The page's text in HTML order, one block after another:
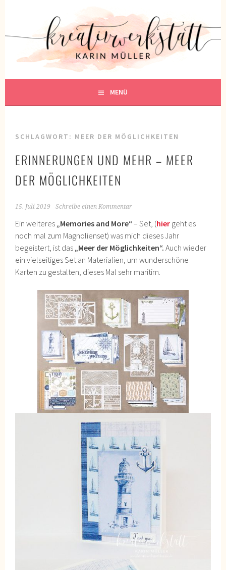
KREATIVWERKSTATT
KREATIV SEIN
MENÜ
SCHLAGWORT: MEER DER MÖGLICHKEITEN
ERINNERUNGEN UND MEHR – MEER
DER MÖGLICHKEITEN
15. Juli 2019 Schreibe einen Kommentar
Ein weiteres „Memories and More“ – Set, (hier geht es
noch mal zum Magnolienset) was mich dieses Jahr
begeistert, ist das „Meer der Möglichkeiten“. Auch wieder
ein vielseitiges Set an Materialien, um wunderschöne
Karten zu gestalten, dieses Mal sehr maritim.